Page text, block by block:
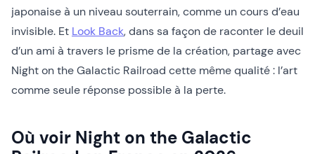
japonaise à un niveau souterrain, comme un cours d’eau
invisible. Et Look Back, dans sa façon de raconter le deuil
d’un ami à travers le prisme de la création, partage avec
Night on the Galactic Railroad cette même qualité : l’art
comme seule réponse possible à la perte.
Où voir Night on the Galactic